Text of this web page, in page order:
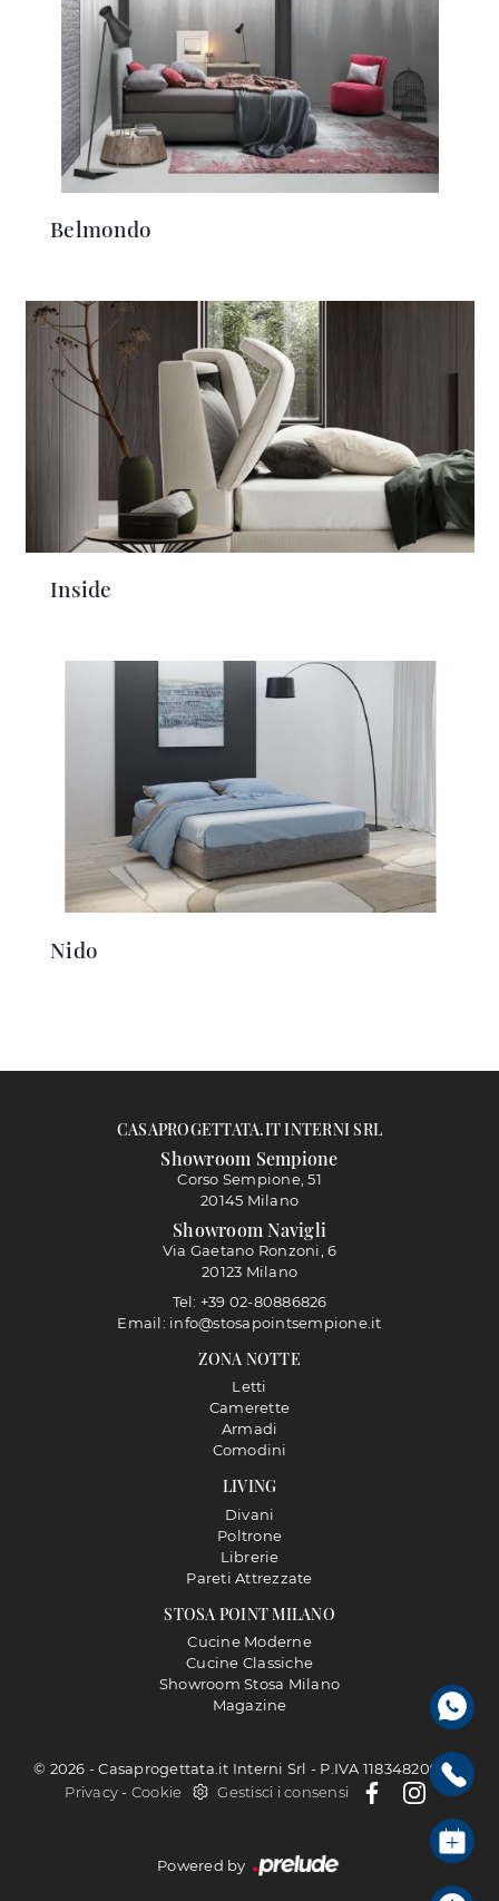
Belmondo
Inside
Nido
STOSA POINT MILANO
Cucine Moderne
Cucine Classiche
Showroom Stosa Milano
Magazine
LIVING
Divani
Poltrone
Librerie
Pareti Attrezzate
ZONA NOTTE
Letti
Camerette
Armadi
Comodini
CASAPROGETTATA.IT INTERNI SRL
Showroom Sempione
Corso Sempione, 51
20145 Milano
Showroom Navigli
Via Gaetano Ronzoni, 6
20123 Milano
Tel: +39 02-80886826
Email: info@stosapointsempione.it
© 2026 - Casaprogettata.it Interni Srl - P.IVA 11834820968 |
Privacy- Cookie Gestisci i consensi
Powered by